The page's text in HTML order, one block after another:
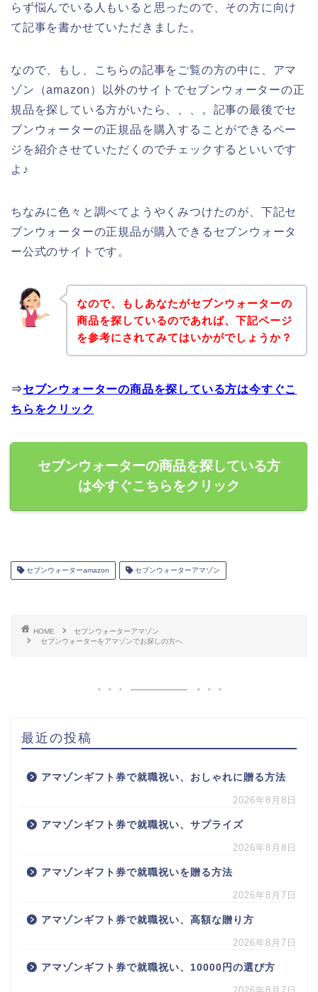
らず悩んでいる人もいると思ったので、その方に向け
て記事を書かせていただきました。
なので、もし、こちらの記事をご覧の方の中に、アマ
ゾン（amazon）以外のサイトでセブンウォーターの正
規品を探している方がいたら、、、。記事の最後でセ
ブンウォーターの正規品を購入することができるペー
ジを紹介させていただくのでチェックするといいです
よ♪
ちなみに色々と調べてようやくみつけたのが、下記セ
ブンウォーターの正規品が購入できるセブンウォータ
ー公式のサイトです。
なので、もしあなたがセブンウォーターの
商品を探しているのであれば、下記ページ
を参考にされてみてはいかがでしょうか？
⇒セブンウォーターの商品を探している方は今すぐこ
ちらをクリック
セブンウォーターの商品を探している方
は今すぐこちらをクリック
セブンウォーターamazon セブンウォーターアマゾン
HOME
セブンウォーターアマゾン
セブンウォーターをアマゾンでお探しの方へ
最近の投稿
アマゾンギフト券で就職祝い、おしゃれに贈る方法
2026年8月8日
アマゾンギフト券で就職祝い、サプライズ
2026年8月8日
アマゾンギフト券で就職祝いを贈る方法
2026年8月7日
アマゾンギフト券で就職祝い、高額な贈り方
2026年8月7日
アマゾンギフト券で就職祝い、10000円の選び方